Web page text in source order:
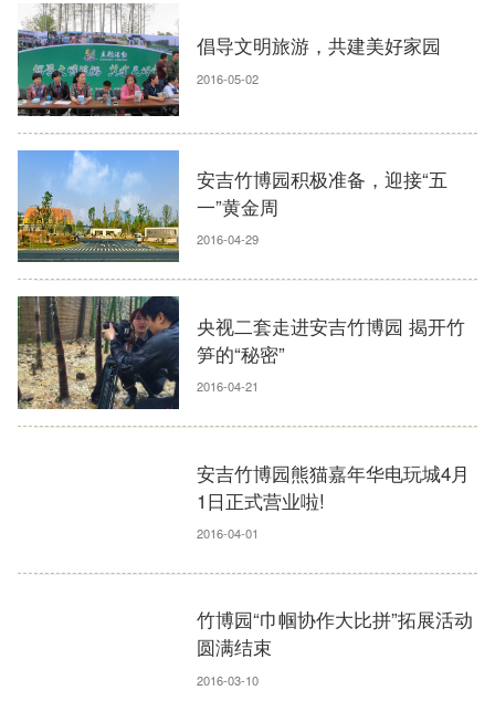
倡导文明旅游，共建美好家园
2016-05-02
安吉竹博园积极准备，迎接“五
一”黄金周
2016-04-29
央视二套走进安吉竹博园 揭开竹
笋的“秘密”
2016-04-21
安吉竹博园熊猫嘉年华电玩城4月
1日正式营业啦!
2016-04-01
竹博园“巾帼协作大比拼”拓展活动
圆满结束
2016-03-10